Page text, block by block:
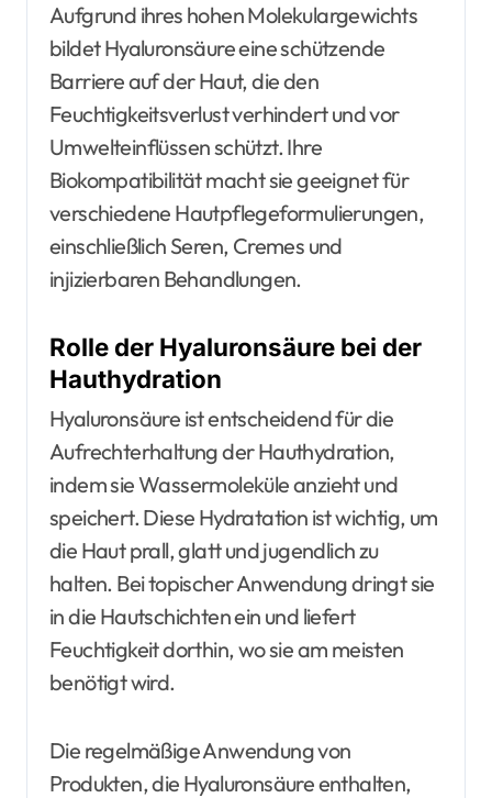
Aufgrund ihres hohen Molekulargewichts
bildet Hyaluronsäure eine schützende
Barriere auf der Haut, die den
Feuchtigkeitsverlust verhindert und vor
Umwelteinflüssen schützt. Ihre
Biokompatibilität macht sie geeignet für
verschiedene Hautpflegeformulierungen,
einschließlich Seren, Cremes und
injizierbaren Behandlungen.
Rolle der Hyaluronsäure bei der
Hauthydration
Hyaluronsäure ist entscheidend für die
Aufrechterhaltung der Hauthydration,
indem sie Wassermoleküle anzieht und
speichert. Diese Hydratation ist wichtig, um
die Haut prall, glatt und jugendlich zu
halten. Bei topischer Anwendung dringt sie
in die Hautschichten ein und liefert
Feuchtigkeit dorthin, wo sie am meisten
benötigt wird.
Die regelmäßige Anwendung von
Produkten, die Hyaluronsäure enthalten,